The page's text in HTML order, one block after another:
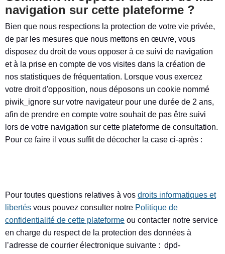
navigation sur cette plateforme ?
Bien que nous respections la protection de votre vie privée,
de par les mesures que nous mettons en œuvre, vous
disposez du droit de vous opposer à ce suivi de navigation
et à la prise en compte de vos visites dans la création de
nos statistiques de fréquentation. Lorsque vous exercez
votre droit d'opposition, nous déposons un cookie nommé
piwik_ignore sur votre navigateur pour une durée de 2 ans,
afin de prendre en compte votre souhait de pas être suivi
lors de votre navigation sur cette plateforme de consultation.
Pour ce faire il vous suffit de décocher la case ci-après :
Pour toutes questions relatives à vos droits informatiques et
libertés vous pouvez consulter notre Politique de
confidentialité de cette plateforme ou contacter notre service
en charge du respect de la protection des données à
l’adresse de courrier électronique suivante : dpd-